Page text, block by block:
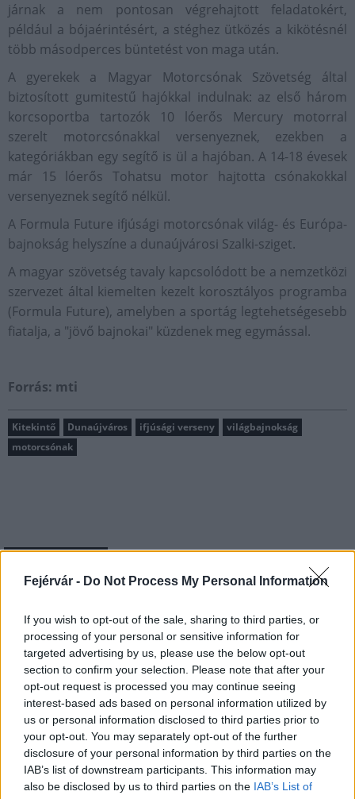
Fejérvár - Do Not Process My Personal Information
If you wish to opt-out of the sale, sharing to third parties, or
processing of your personal or sensitive information for
targeted advertising by us, please use the below opt-out
section to confirm your selection. Please note that after your
opt-out request is processed you may continue seeing
interest-based ads based on personal information utilized by
us or personal information disclosed to third parties prior to
your opt-out. You may separately opt-out of the further
disclosure of your personal information by third parties on the
IAB’s list of downstream participants. This information may
also be disclosed by us to third parties on the IAB’s List of
járnak a nem pontosan végrehajtott feladatokért,
például a bójaérintésért, a stéghez ütközés a kikötésnél
több másodperces büntetést von maga után.
A gyerekek a Magyar Motorcsónak Szövetség által
biztosított gumitestű hajókkal indulnak: az első három
korcsoportba tartozók 10 lóerős Mercury motorral
szerelt motorcsónakkal versenyeznek, ezekben a
kategóriákban egy segítő is ül a hajóban. A 14-18 évesek
már 15 lóerős Tohatsu motor hajtotta csónakokkal
versenyeznek segítő nélkül.
A Formula Future ifjúsági motorcsónak világ- és Európa-
bajnokság helyszíne a dunaújvárosi Szalki-sziget.
A magyar szövetség tavaly kapcsolódott be a nemzetközi
szervezet által kiemelten kezelt korosztályos programba
(Formula Future), amelyben a sportág legtehetségesebb
fiatalja, a "jövő bajnokai" küzdenek meg egymással.
Forrás: mti
Kitekintő Dunaújváros ifjúsági verseny
világbajnokság
motorcsónak